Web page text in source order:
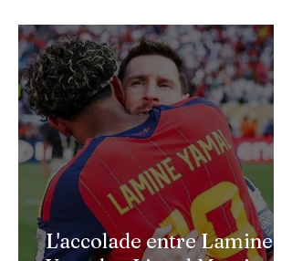
l’économie allemande
L'accolade entre Lamine